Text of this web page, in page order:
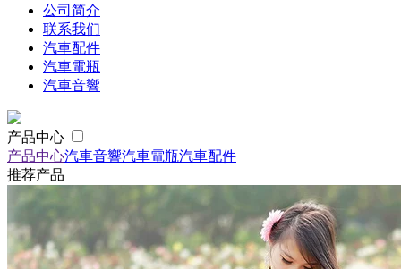
公司简介
联系我们
汽車配件
汽車電瓶
汽車音響
产品中心
产品中心汽車音響汽車電瓶汽車配件
推荐产品